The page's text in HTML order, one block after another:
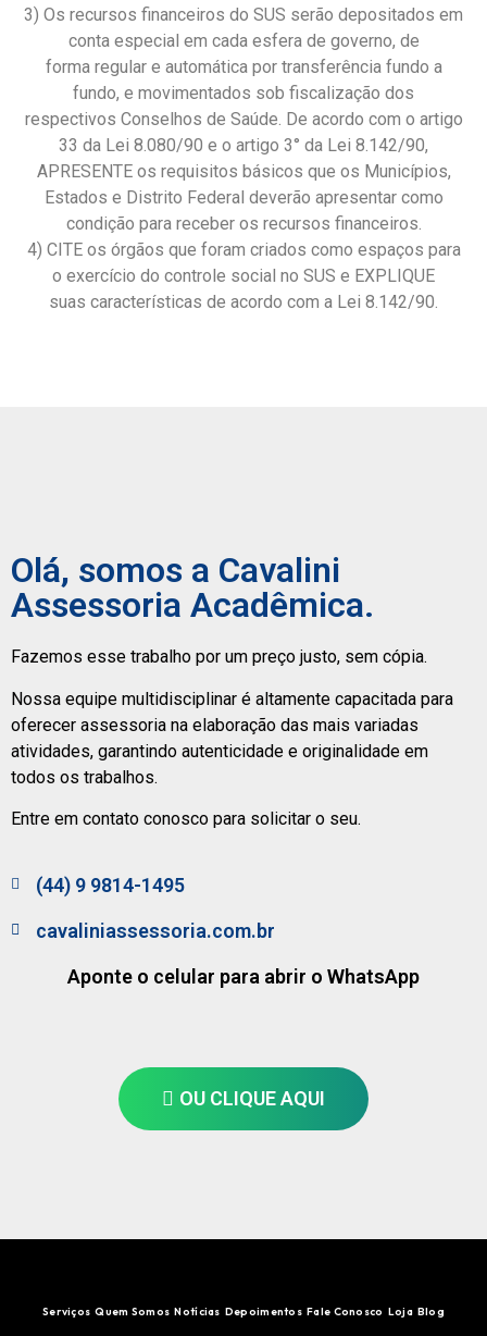
3) Os recursos financeiros do SUS serão depositados em
conta especial em cada esfera de governo, de
forma regular e automática por transferência fundo a
fundo, e movimentados sob fiscalização dos
respectivos Conselhos de Saúde. De acordo com o artigo
33 da Lei 8.080/90 e o artigo 3° da Lei 8.142/90,
APRESENTE os requisitos básicos que os Municípios,
Estados e Distrito Federal deverão apresentar como
condição para receber os recursos financeiros.
4) CITE os órgãos que foram criados como espaços para
o exercício do controle social no SUS e EXPLIQUE
suas características de acordo com a Lei 8.142/90.
Olá, somos a Cavalini
Assessoria Acadêmica.
Fazemos esse trabalho por um preço justo, sem cópia.
Nossa equipe multidisciplinar é altamente capacitada para
oferecer assessoria na elaboração das mais variadas
atividades, garantindo autenticidade e originalidade em
todos os trabalhos.
Entre em contato conosco para solicitar o seu.
(44) 9 9814-1495
cavaliniassessoria.com.br
Aponte o celular para abrir o WhatsApp
OU CLIQUE AQUI
Serviços Quem Somos Notícias Depoimentos Fale Conosco Loja Blog